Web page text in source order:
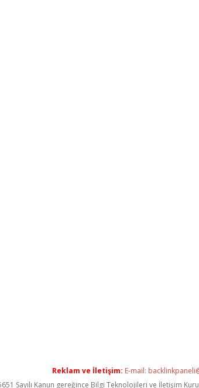
Reklam ve İletişim: E-mail:
Sayılı Kanun gereğince Bilgi Teknolojileri ve İletişim